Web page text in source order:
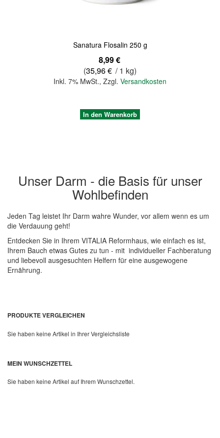
Sanatura Flosalin 250 g
8,99 €
(35,96 € / 1 kg)
Inkl. 7% MwSt., Zzgl. Versandkosten
Quickview
In den Warenkorb
Unser Darm - die Basis für unser
Wohlbefinden
Jeden Tag leistet Ihr Darm wahre Wunder, vor allem wenn es um
die Verdauung geht!
Entdecken Sie in Ihrem VITALIA Reformhaus, wie einfach es ist,
Ihrem Bauch etwas Gutes zu tun - mit individueller Fachberatung
und liebevoll ausgesuchten Helfern für eine ausgewogene
Ernährung.
PRODUKTE VERGLEICHEN
Sie haben keine Artikel in Ihrer Vergleichsliste
MEIN WUNSCHZETTEL
Sie haben keine Artikel auf Ihrem Wunschzettel.